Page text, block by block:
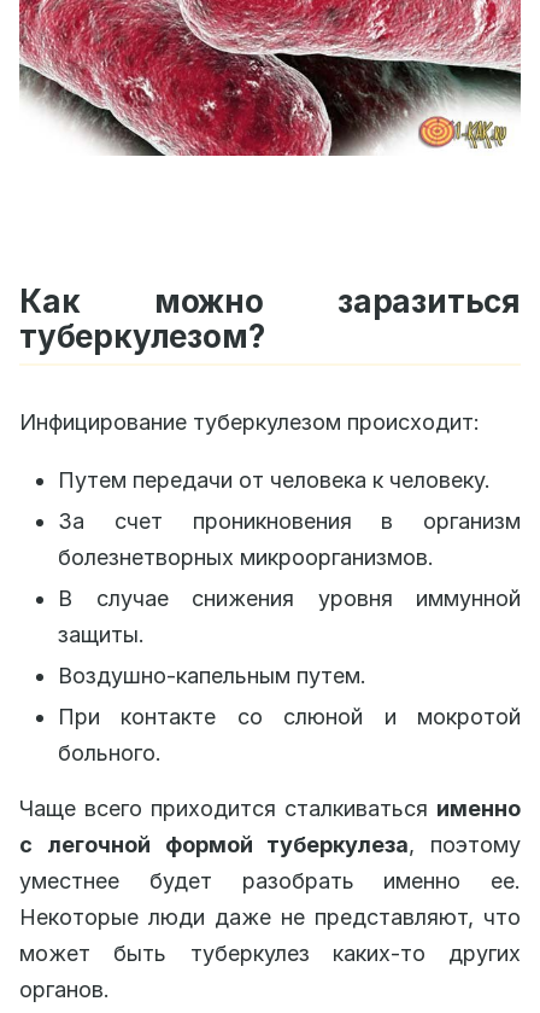
Как можно заразиться
туберкулезом?
Инфицирование туберкулезом происходит:
Путем передачи от человека к человеку.
За счет проникновения в организм
болезнетворных микроорганизмов.
В случае снижения уровня иммунной
защиты.
Воздушно-капельным путем.
При контакте со слюной и мокротой
больного.
Чаще всего приходится сталкиваться именно
с легочной формой туберкулеза, поэтому
уместнее будет разобрать именно ее.
Некоторые люди даже не представляют, что
может быть туберкулез каких-то других
органов.